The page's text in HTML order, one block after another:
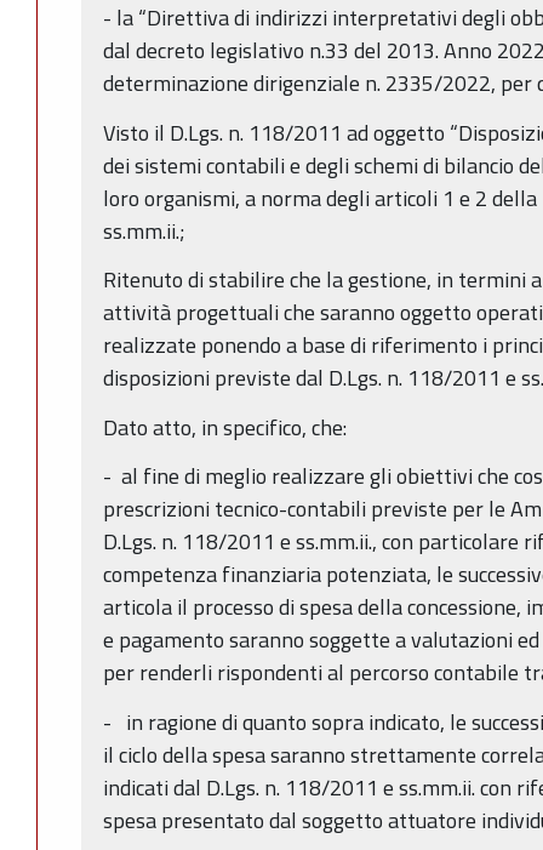
- la “Direttiva di indirizzi interpretativi degli
dal decreto legislativo n.33 del 2013. Anno
determinazione dirigenziale n. 2335/2022, per
Visto il D.Lgs. n. 118/2011 ad oggetto
dei sistemi contabili e degli schemi di bilancio
loro organismi, a norma degli articoli 1 e 2
ss.mm.ii.;
Ritenuto di stabilire che la gestione, in
attività progettuali che saranno oggetto
realizzate ponendo a base di riferimento i
disposizioni previste dal D.Lgs. n. 118/2011 e
Dato atto, in specifico, che:
- al fine di meglio realizzare gli obiettivi che
prescrizioni tecnico-contabili previste per le
D.Lgs. n. 118/2011 e ss.mm.ii., con particolare
competenza finanziaria potenziata, le
articola il processo di spesa della concessione,
e pagamento saranno soggette a valutazioni
per renderli rispondenti al percorso contabile
- in ragione di quanto sopra indicato, le
il ciclo della spesa saranno strettamente
indicati dal D.Lgs. n. 118/2011 e ss.mm.ii. con
spesa presentato dal soggetto attuatore